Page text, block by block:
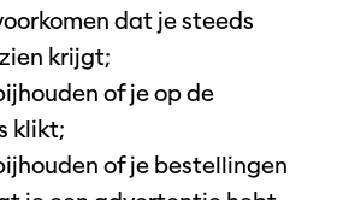
dat je steeds
krijgt;
of je op de
klikt;
of je bestellingen